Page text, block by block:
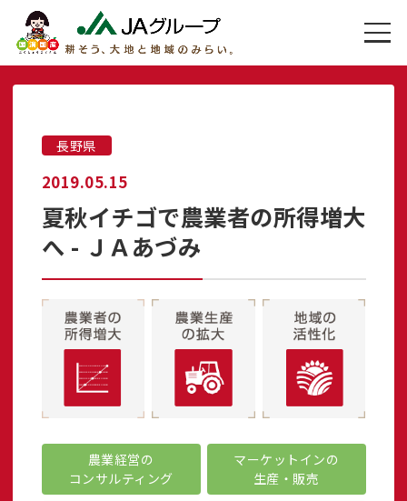
長野県
2019.05.15
夏秋イチゴで農業者の所得増大
へ - ＪＡあづみ
農業経営の
コンサルティング
マーケットインの
生産・販売